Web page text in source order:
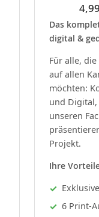
Das
digital &
Für alle,
auf allen
möchten:
und
unseren
Projekt.
Ihre
6 Print-